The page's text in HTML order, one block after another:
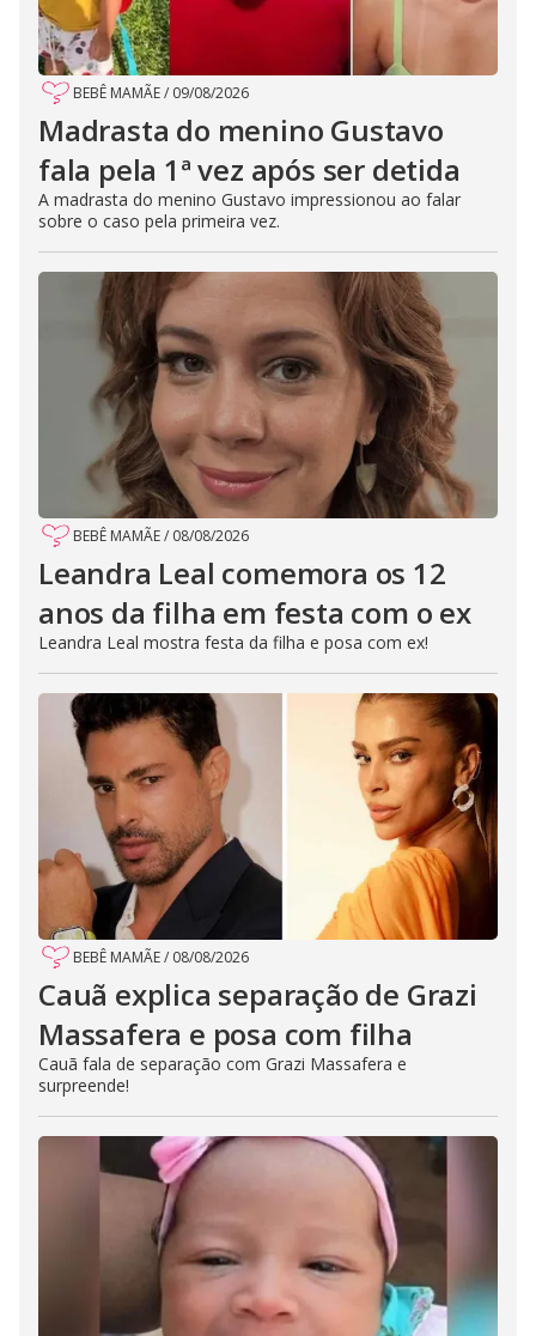
BEBÊ MAMÃE/ 09/08/2026
Madrasta do menino Gustavo
fala pela 1ª vez após ser detida
A madrasta do menino Gustavo impressionou ao falar
sobre o caso pela primeira vez.
BEBÊ MAMÃE/ 08/08/2026
Leandra Leal comemora os 12
anos da filha em festa com o ex
Leandra Leal mostra festa da filha e posa com ex!
BEBÊ MAMÃE/ 08/08/2026
Cauã explica separação de Grazi
Massafera e posa com filha
Cauã fala de separação com Grazi Massafera e
surpreende!